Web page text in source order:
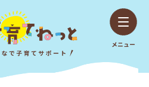
メニュー